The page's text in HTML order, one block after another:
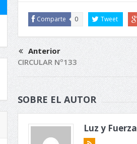
Comparte 0 Tweet
Anterior
CIRCULAR Nº133
SOBRE EL AUTOR
Luz y Fuerza